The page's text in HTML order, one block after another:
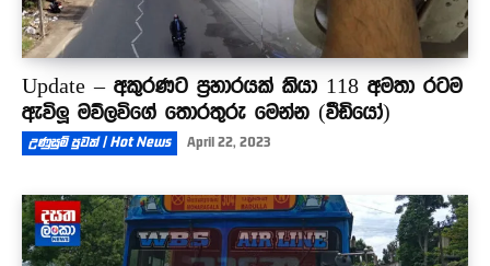
Update – අකුරණට ප්‍රහාරයක් කියා 118 අමතා රටම
ඇවිලූ මව්ලවිගේ තොරතුරු මෙන්න (වීඩියෝ)
උණුසුම් පුවත් | Hot News April 22, 2023